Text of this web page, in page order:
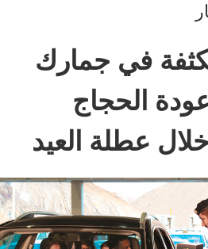
في جمارك
الحجاج
عطلة العيد